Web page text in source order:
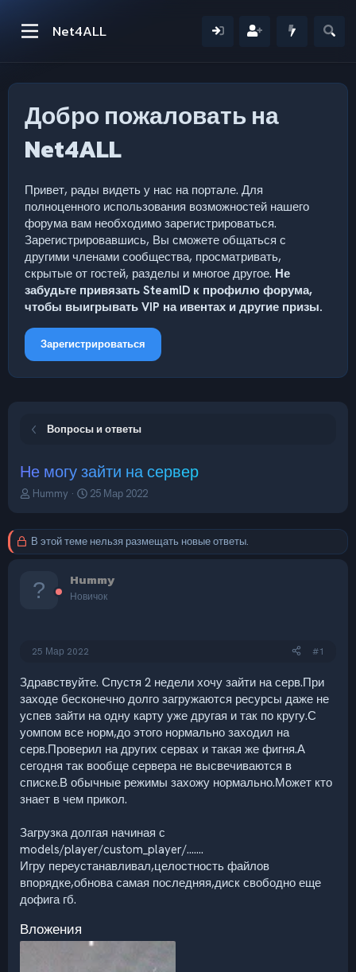
Net4ALL
Добро пожаловать на
Net4ALL
Привет, рады видеть у нас на портале. Для
полноценного использования возможностей нашего
форума вам необходимо зарегистрироваться.
Зарегистрировавшись, Вы сможете общаться с
другими членами сообщества, просматривать,
скрытые от гостей, разделы и многое другое. Не
забудьте привязать SteamID к профилю форума,
чтобы выигрывать VIP на ивентах и другие призы.
Зарегистрироваться
Вопросы и ответы
Не могу зайти на сервер
А
о
м
Hummy
Д
ч
а
25 Мар 2022
В этой теме нельзя размещать новые ответы.
Hummy
Новичок
25 Мар 2022 #1
Здравствуйте. Спустя 2 недели хочу зайти на серв.При
заходе бесконечно долго загружаются ресурсы даже не
успев зайти на одну карту уже другая и так по кругу.С
уомпом все норм,до этого нормально заходил на
серв.Проверил на других сервах и такая же фигня.А
сегодня так вообще сервера не высвечиваются в
списке.В обычные режимы захожу нормально.Может кто
знает в чем прикол.
Загрузка долгая начиная с
models/player/custom_player/.......
Игру переустанавливал,целостность файлов
впорядке,обнова самая последняя,диск свободно еще
дофига гб.
Вложения